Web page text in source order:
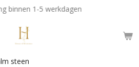
binnen 1-5 werkdagen
steen